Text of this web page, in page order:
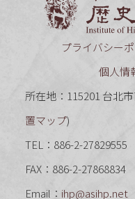
プライバシー
個人情
所在地：115201 台北
置マップ)
TEL：886-2-27829555
FAX：886-2-27868834
Email： ihp@asihp.net